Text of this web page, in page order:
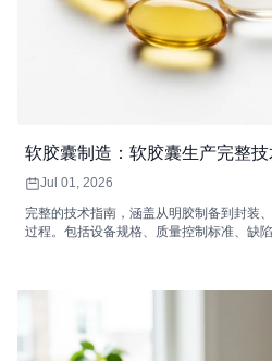
软胶囊制造：软胶囊生产完整
Jul 01, 2026
完整的技术指南，涵盖从明胶制备到封装
过程。包括设备规格、质量控制标准、缺